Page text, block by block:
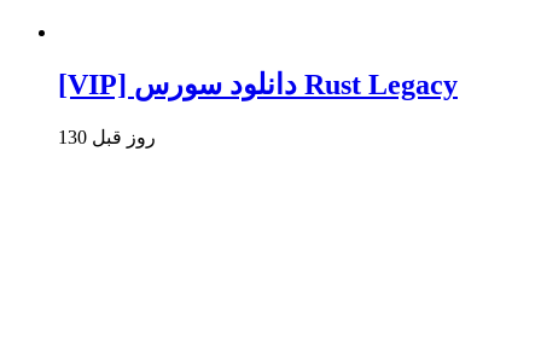
[VIP] دانلود سورس Rust Legacy
130 روز قبل